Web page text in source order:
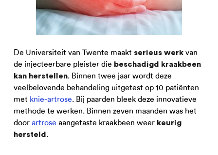
De Universiteit van Twente maakt serieus werk van
de injecteerbare pleister die beschadigd kraakbeen
kan herstellen. Binnen twee jaar wordt deze
veelbelovende behandeling uitgetest op 10 patiënten
met knie-artrose. Bij paarden bleek deze innovatieve
methode te werken. Binnen zeven maanden was het
door artrose aangetaste kraakbeen weer keurig
hersteld .